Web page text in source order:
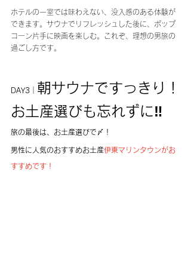
ホテルの一室では味わえない、没入感のある体験が
できます。サウナでリフレッシュした後に、ポップ
コーン片手に映画を楽しむ。これぞ、理想の男旅の
過ごし方です。
DAY3｜ 朝サウナですっきり！
お土産選びも忘れずに‼️
旅の最後は、お土産選びで〆！
男性に人気のおすすめお土産伊東マリンタウンがお
すすめです！